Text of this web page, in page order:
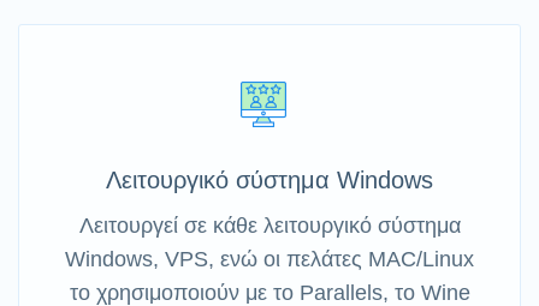
Λειτουργικό σύστημα Windows
Λειτουργεί σε κάθε λειτουργικό σύστημα
Windows, VPS, ενώ οι πελάτες MAC/Linux
το χρησιμοποιούν με το Parallels, το Wine